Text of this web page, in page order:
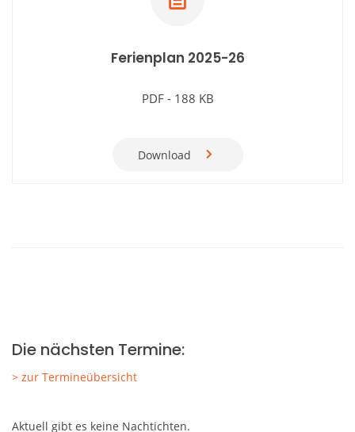
Ferienplan 2025-26
PDF- 188 KB
Download
Die nächsten Termine:
> zur Termineübersicht
Aktuell gibt es keine Nachtichten.